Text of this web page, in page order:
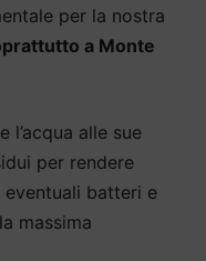
per la nostra
a Monte
l’acqua alle sue
per rendere
eventuali batteri e
massima